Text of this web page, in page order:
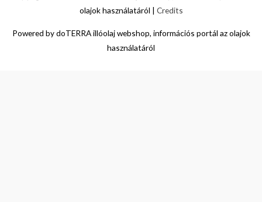
olajok használatáról | Credits
Powered bydoTERRA illóolaj webshop, információs portál az olajok
használatáról